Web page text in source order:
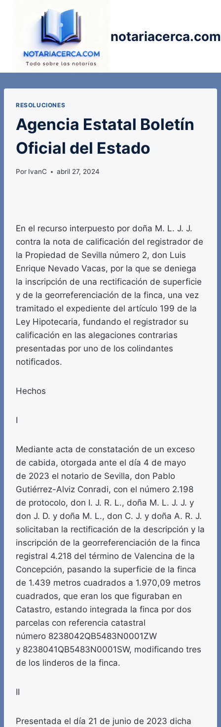
notariacerca.com
RESOLUCIONES
Agencia Estatal Boletín
Oficial del Estado
Por IvanC abril 27, 2024
En el recurso interpuesto por doña M. L. J. J.
contra la nota de calificación del registrador de
la Propiedad de Sevilla número 2, don Luis
Enrique Nevado Vacas, por la que se deniega
la inscripción de una rectificación de superficie
y de la georreferenciación de la finca, una vez
tramitado el expediente del artículo 199 de la
Ley Hipotecaria, fundando el registrador su
calificación en las alegaciones contrarias
presentadas por uno de los colindantes
notificados.
Hechos
I
Mediante acta de constatación de un exceso
de cabida, otorgada ante el día 4 de mayo
de 2023 el notario de Sevilla, don Pablo
Gutiérrez-Alviz Conradi, con el número 2.198
de protocolo, don I. J. R. L., doña M. L. J. J. y
don J. D. y doña M. L., don C. J. y doña A. R. J.
solicitaban la rectificación de la descripción y la
inscripción de la georreferenciación de la finca
registral 4.218 del término de Valencina de la
Concepción, pasando la superficie de la finca
de 1.439 metros cuadrados a 1.970,09 metros
cuadrados, que eran los que figuraban en
Catastro, estando integrada la finca por dos
parcelas con referencia catastral
número 8238042QB5483N0001ZW
y 8238041QB5483N0001SW, modificando tres
de los linderos de la finca.
II
Presentada el día 21 de junio de 2023 dicha